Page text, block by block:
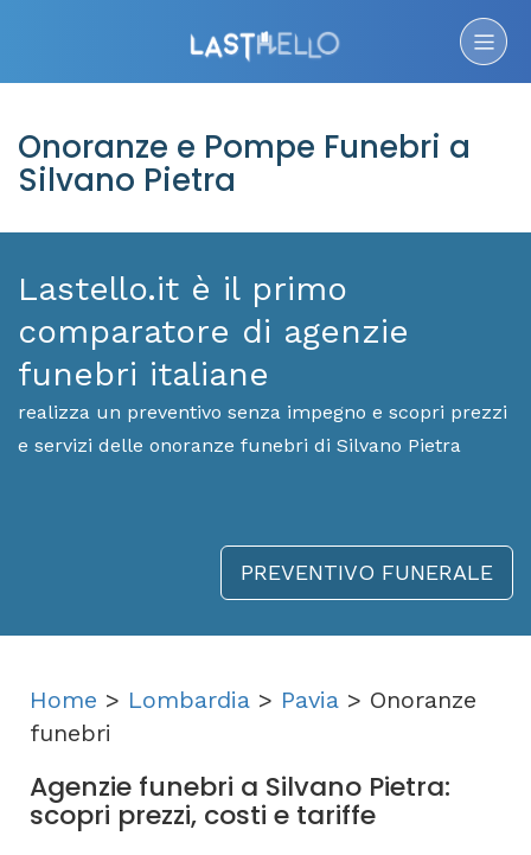
Onoranze e Pompe Funebri a
Silvano Pietra
Lastello.it è il primo
comparatore di agenzie
funebri italiane
realizza un preventivo senza impegno e scopri prezzi
e servizi delle onoranze funebri di Silvano Pietra
PREVENTIVO FUNERALE
Home > Lombardia > Pavia > Onoranze
funebri
Agenzie funebri a Silvano Pietra:
scopri prezzi, costi e tariffe